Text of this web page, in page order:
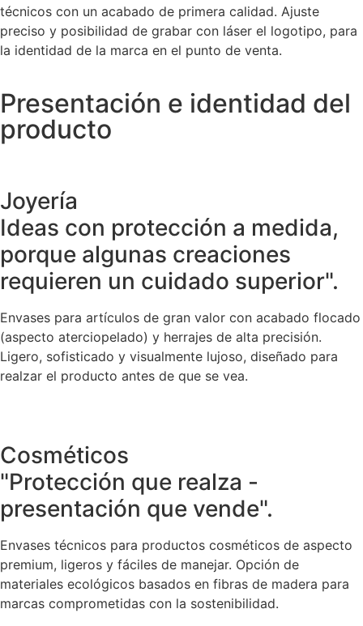
técnicos con un acabado de primera calidad. Ajuste
preciso y posibilidad de grabar con láser el logotipo, para
la identidad de la marca en el punto de venta.
Presentación e identidad del
producto
Joyería
Ideas con protección a medida,
porque algunas creaciones
requieren un cuidado superior".
Envases para artículos de gran valor con acabado flocado
(aspecto aterciopelado) y herrajes de alta precisión.
Ligero, sofisticado y visualmente lujoso, diseñado para
realzar el producto antes de que se vea.
Cosméticos
"Protección que realza -
presentación que vende".
Envases técnicos para productos cosméticos de aspecto
premium, ligeros y fáciles de manejar. Opción de
materiales ecológicos basados en fibras de madera para
marcas comprometidas con la sostenibilidad.